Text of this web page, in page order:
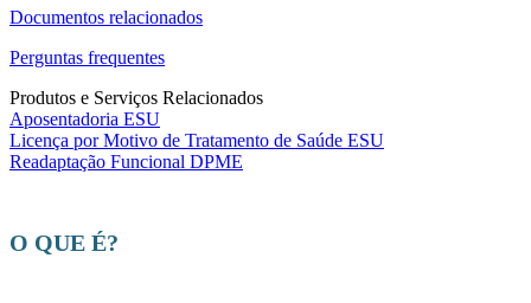
Documentos relacionados
Perguntas frequentes
Produtos e Serviços Relacionados
Aposentadoria ESU
Licença por Motivo de Tratamento de Saúde ESU
Readaptação Funcional DPME
O QUE É?